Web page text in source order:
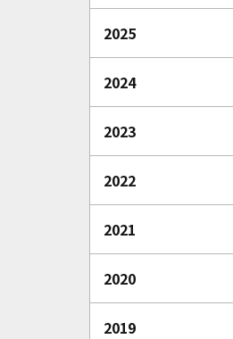
2025
2024
2023
2022
2021
2020
2019